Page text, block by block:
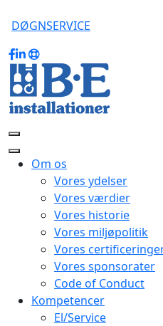
DØGNSERVICE
Om os
Vores ydelser
Vores værdier
Vores historie
Vores miljøpolitik
Vores
Vores sponsorater
Code of Conduct
Kompetencer
El/Service